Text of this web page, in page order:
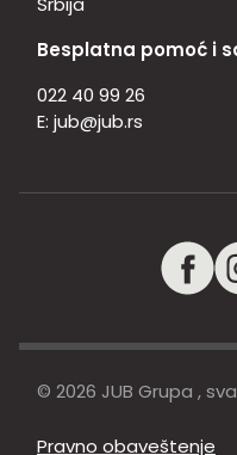
Besplatna pomoć i
022 40 99 26
E: jub@jub.rs
© 2026 JUB Grupa ,
Pravno obaveštenje